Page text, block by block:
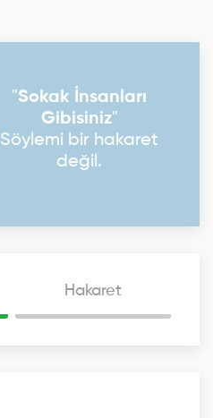
"Sokak İnsanları
Gibisiniz"
Söylemi bir hakaret
değil.
Hakaret